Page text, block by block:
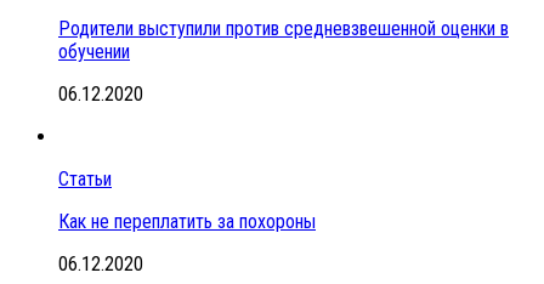
Родители выступили против средневзвешенной оценки в
обучении
06.12.2020
Статьи
Как не переплатить за похороны
06.12.2020